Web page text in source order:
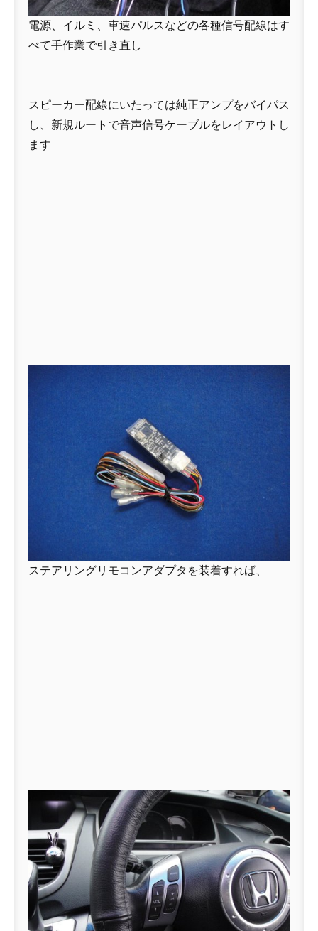
電源、イルミ、車速パルスなどの各種信号配線はす
べて手作業で引き直し
スピーカー配線にいたっては純正アンプをバイパス
し、新規ルートで音声信号ケーブルをレイアウトし
ます
ステアリングリモコンアダプタを装着すれば、